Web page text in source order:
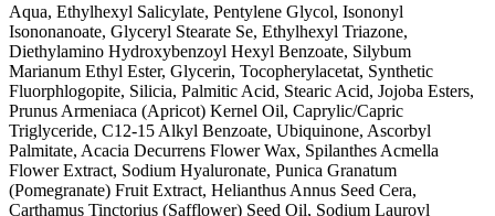
Aqua, Ethylhexyl Salicylate, Pentylene Glycol, Isononyl
Isononanoate, Glyceryl Stearate Se, Ethylhexyl Triazone,
Diethylamino Hydroxybenzoyl Hexyl Benzoate, Silybum
Marianum Ethyl Ester, Glycerin, Tocopherylacetat, Synthetic
Fluorphlogopite, Silicia, Palmitic Acid, Stearic Acid, Jojoba Esters,
Prunus Armeniaca (Apricot) Kernel Oil, Caprylic/Capric
Triglyceride, C12-15 Alkyl Benzoate, Ubiquinone, Ascorbyl
Palmitate, Acacia Decurrens Flower Wax, Spilanthes Acmella
Flower Extract, Sodium Hyaluronate, Punica Granatum
(Pomegranate) Fruit Extract, Helianthus Annus Seed Cera,
Carthamus Tinctorius (Safflower) Seed Oil, Sodium Lauroyl